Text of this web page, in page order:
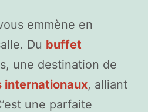
emmène en
Du buffet
une destination de
internationaux, alliant
une parfaite